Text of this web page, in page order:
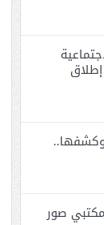
صور